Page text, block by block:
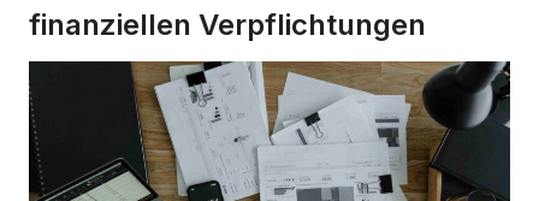
finanziellen Verpflichtungen